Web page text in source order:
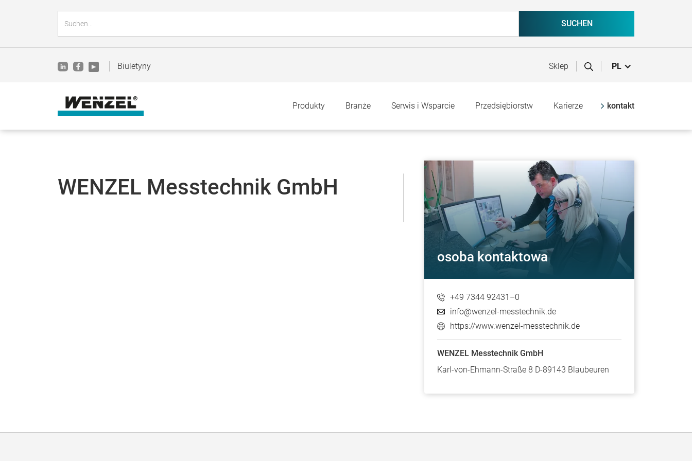
Biuletyny Sklep PL
Produkty Branże Serwis i Wsparcie Przedsiębiorstw Karierze kontakt
WENZEL Messtechnik GmbH
osoba kontaktowa
+49 7344 92431–0
info@wenzel-messtechnik.de
https://www.wenzel-messtechnik.de
WENZEL Messtechnik GmbH
Karl-von-Ehmann-Straße 8 D-89143 Blaubeuren